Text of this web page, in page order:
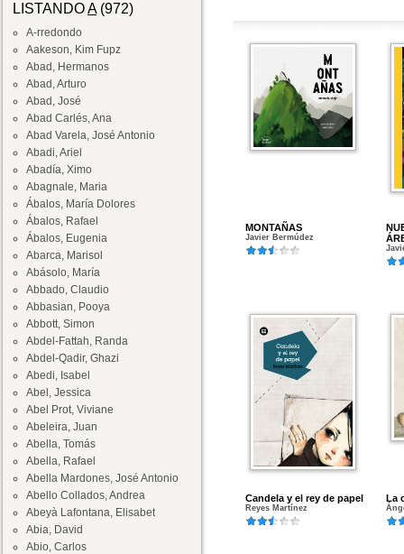
LISTANDOA(972)
A-rredondo
Aakeson, Kim Fupz
Abad, Hermanos
Abad, Arturo
Abad, José
Abad Carlés, Ana
Abad Varela, José Antonio
Abadi, Ariel
Abadía, Ximo
Abagnale, Maria
Ábalos, María Dolores
Ábalos, Rafael
Ábalos, Eugenia
Abarca, Marisol
Abásolo, María
Abbado, Claudio
Abbasian, Pooya
Abbott, Simon
Abdel-Fattah, Randa
Abdel-Qadir, Ghazi
Abedi, Isabel
Abel, Jessica
Abel Prot, Viviane
Abeleira, Juan
Abella, Tomás
Abella, Rafael
Abella Mardones, José Antonio
Abello Collados, Andrea
Abeyà Lafontana, Elisabet
Abia, David
Abio, Carlos
MONTAÑAS
Javier Bermúdez
Candela y el rey de papel
Reyes Martínez
La